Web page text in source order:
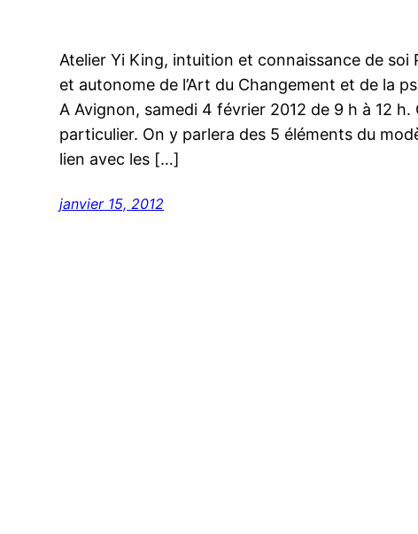
Atelier Yi King, intuition et connaissance de soi
et autonome de l’Art du Changement et de la
A Avignon, samedi 4 février 2012 de 9 h à 12 h.
particulier. On y parlera des 5 éléments du
lien avec les […]
janvier 15, 2012